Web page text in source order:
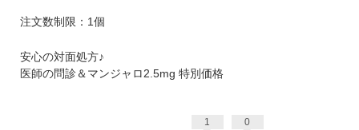
注文数制限：1個
安心の対面処方♪
医師の問診＆マンジャロ2.5mg 特別価格
1 0